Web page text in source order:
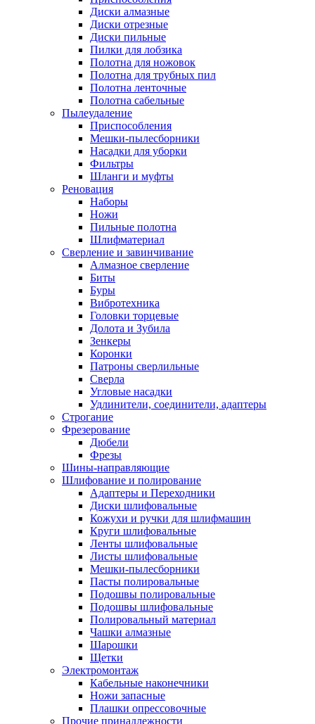
Диски алмазные
Диски отрезные
Диски пильные
Пилки для лобзика
Полотна для ножовок
Полотна для трубных пил
Полотна ленточные
Полотна сабельные
Пылеудаление
Приспособления
Мешки-пылесборники
Насадки для уборки
Фильтры
Шланги и муфты
Реновация
Наборы
Ножи
Пильные полотна
Шлифматериал
Сверление и завинчивание
Алмазное сверление
Биты
Буры
Вибротехника
Головки торцевые
Долота и Зубила
Зенкеры
Коронки
Патроны сверлильные
Сверла
Угловые насадки
Удлинители, соединители, адаптеры
Строгание
Фрезерование
Дюбели
Фрезы
Шины-направляющие
Шлифование и полирование
Адаптеры и Переходники
Диски шлифовальные
Кожухи и ручки для шлифмашин
Круги шлифовальные
Ленты шлифовальные
Листы шлифовальные
Мешки-пылесборники
Пасты полировальные
Подошвы полировальные
Подошвы шлифовальные
Полировальный материал
Чашки алмазные
Шарошки
Щетки
Электромонтаж
Кабельные наконечники
Ножи запасные
Плашки опрессовочные
Прочие принадлежности